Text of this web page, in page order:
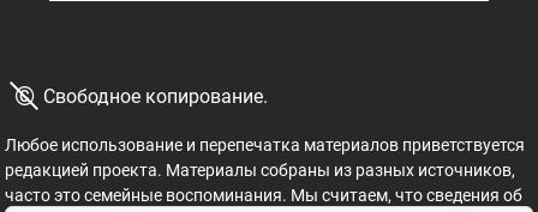
© Свободное копирование.
Любое использование и перепечатка материалов приветствуется
редакцией проекта. Материалы собраны из разных источников,
часто это семейные воспоминания. Мы считаем, что сведения об